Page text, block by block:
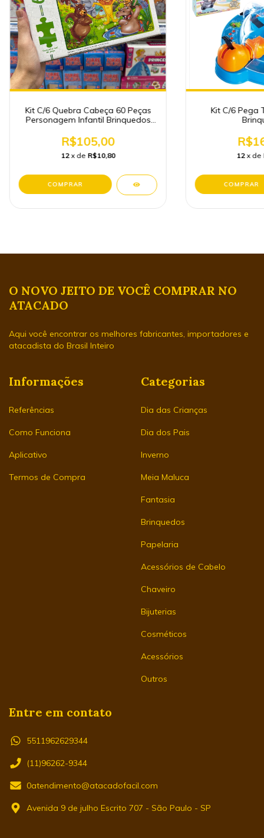
Kit C/6 Quebra Cabeça 60 Peças
Personagem Infantil Brinquedos
R$105,00
12 x de R$10,80
Kit C/6 Pega
12 x de
O NOVO JEITO DE VOCÊ COMPRAR NO
ATACADO
Aqui você encontrar os melhores fabricantes, importadores e
atacadista do Brasil Inteiro
Informações
Referências
Como Funciona
Aplicativo
Termos de Compra
Categorias
Dia das Crianças
Dia dos Pais
Inverno
Meia Maluca
Fantasia
Brinquedos
Papelaria
Acessórios de Cabelo
Chaveiro
Bijuterias
Cosméticos
Acessórios
Outros
Entre em contato
5511962629344
(11)96262-9344
0atendimento@atacadofacil.com
Avenida 9 de julho Escrito 707 - São Paulo - SP